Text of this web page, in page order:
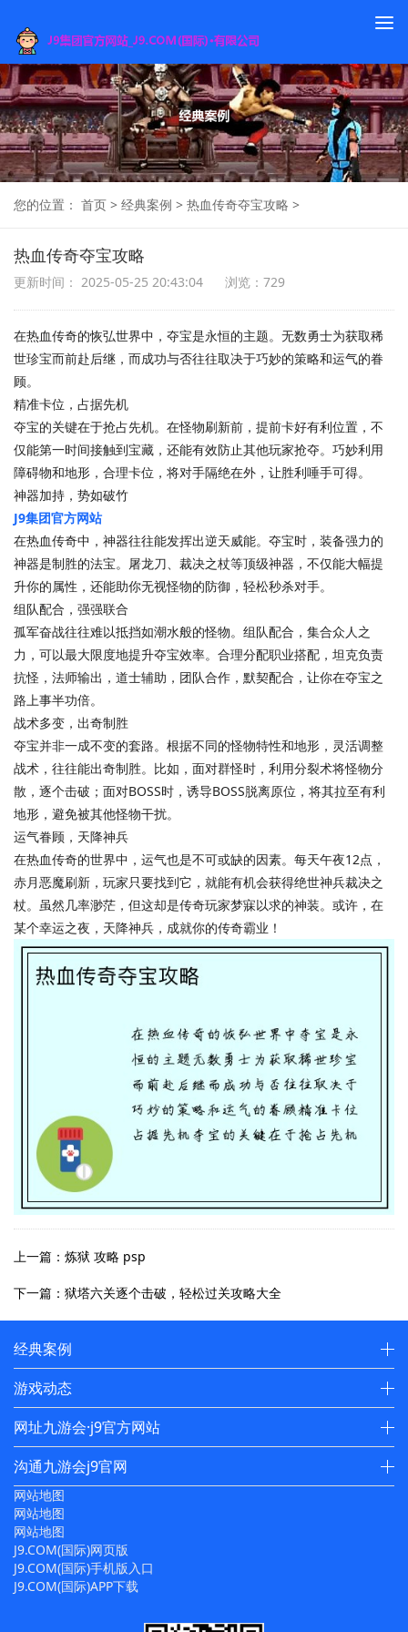
您的位置： 首页 > 经典案例 > 热血传奇夺宝攻略 >
热血传奇夺宝攻略
更新时间： 2025-05-25 20:43:04 浏览：729
在热血传奇的恢弘世界中，夺宝是永恒的主题。无数勇士为获取稀
世珍宝而前赴后继，而成功与否往往取决于巧妙的策略和运气的眷
顾。
精准卡位，占据先机
夺宝的关键在于抢占先机。在怪物刷新前，提前卡好有利位置，不
仅能第一时间接触到宝藏，还能有效防止其他玩家抢夺。巧妙利用
障碍物和地形，合理卡位，将对手隔绝在外，让胜利唾手可得。
神器加持，势如破竹
J9集团官方网站
在热血传奇中，神器往往能发挥出逆天威能。夺宝时，装备强力的
神器是制胜的法宝。屠龙刀、裁决之杖等顶级神器，不仅能大幅提
升你的属性，还能助你无视怪物的防御，轻松秒杀对手。
组队配合，强强联合
孤军奋战往往难以抵挡如潮水般的怪物。组队配合，集合众人之
力，可以最大限度地提升夺宝效率。合理分配职业搭配，坦克负责
抗怪，法师输出，道士辅助，团队合作，默契配合，让你在夺宝之
路上事半功倍。
战术多变，出奇制胜
夺宝并非一成不变的套路。根据不同的怪物特性和地形，灵活调整
战术，往往能出奇制胜。比如，面对群怪时，利用分裂术将怪物分
散，逐个击破；面对BOSS时，诱导BOSS脱离原位，将其拉至有利
地形，避免被其他怪物干扰。
运气眷顾，天降神兵
在热血传奇的世界中，运气也是不可或缺的因素。每天午夜12点，
赤月恶魔刷新，玩家只要找到它，就能有机会获得绝世神兵裁决之
杖。虽然几率渺茫，但这却是传奇玩家梦寐以求的神装。或许，在
某个幸运之夜，天降神兵，成就你的传奇霸业！
上一篇：炼狱 攻略 psp
下一篇：狱塔六关逐个击破，轻松过关攻略大全
经典案例
游戏动态
网址九游会·j9官方网站
沟通九游会j9官网
网站地图
网站地图
网站地图
J9.COM(国际)网页版
J9.COM(国际)手机版入口
J9.COM(国际)APP下载